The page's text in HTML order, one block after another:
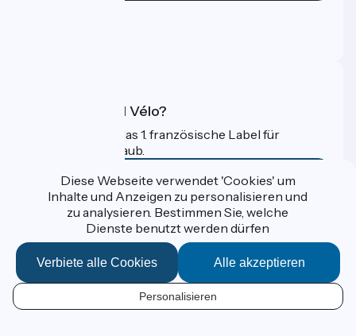
DE
Was ist Accueil Vélo?
Accueil Vélo ist das 1. französische Label für
Radfahrer im Urlaub.
Mehr erfahren
Gefördert im Rahmen von Destination France
Données personnelles
Espace Presse
Diese Webseite verwendet 'Cookies' um
Inhalte und Anzeigen zu personalisieren und
zu analysieren. Bestimmen Sie, welche
Dienste benutzt werden dürfen
Alle akzeptieren
Verbiete alle Cookies
Personalisieren